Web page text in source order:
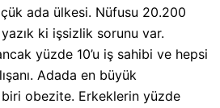
ada ülkesi. Nüfusu 20.200
ki işsizlik sorunu var.
yüzde 10’u iş sahibi ve hepsi
Adada en büyük
obezite. Erkeklerin yüzde